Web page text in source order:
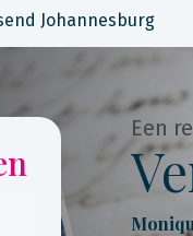
Johannesburg
Een